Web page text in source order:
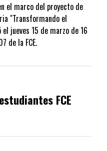
el marco del proyecto de
"Transformando el
jueves 15 de marzo de 16
de la FCE.
FCE